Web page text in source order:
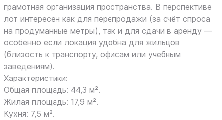
грамотная организация пространства. В перспективе
лот интересен как для перепродажи (за счёт спроса
на продуманные метры), так и для сдачи в аренду —
особенно если локация удобна для жильцов
(близость к транспорту, офисам или учебным
заведениям).
Характеристики:
Общая площадь: 44,3 м².
Жилая площадь: 17,9 м².
Кухня: 7,5 м².